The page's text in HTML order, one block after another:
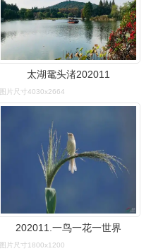
太湖鼋头渚202011
图片尺寸4030x2664
202011.一鸟一花一世界
图片尺寸1800x1200